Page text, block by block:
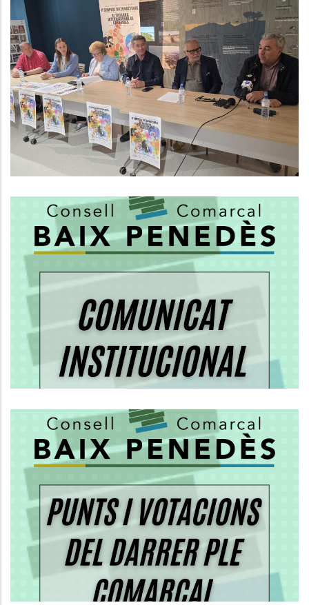
El Baix Penedès Acollirà El II
Simposi Internacional De Catifes I
La III Trobada Internacional De
Catifaires Per Impulsar Aquest Art
Efímer Cap Al Reconeixement De
La UNESCO
Altres
El Consell Comarcal Del Baix
Penedès Aclareix Les
Recollida De Residus
Medi
ORDRE DEL DIA I VOTACIONS DEL
COMARCAL
Altres